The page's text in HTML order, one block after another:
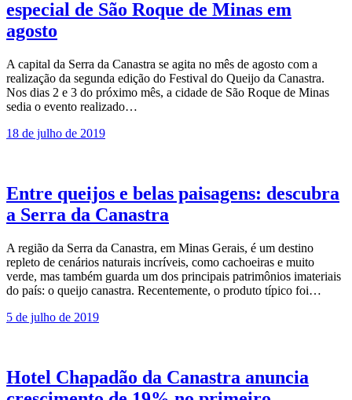
especial de São Roque de Minas em
agosto
A capital da Serra da Canastra se agita no mês de agosto com a
realização da segunda edição do Festival do Queijo da Canastra.
Nos dias 2 e 3 do próximo mês, a cidade de São Roque de Minas
sedia o evento realizado…
18 de julho de 2019
Entre queijos e belas paisagens: descubra
a Serra da Canastra
A região da Serra da Canastra, em Minas Gerais, é um destino
repleto de cenários naturais incríveis, como cachoeiras e muito
verde, mas também guarda um dos principais patrimônios imateriais
do país: o queijo canastra. Recentemente, o produto típico foi…
5 de julho de 2019
Hotel Chapadão da Canastra anuncia